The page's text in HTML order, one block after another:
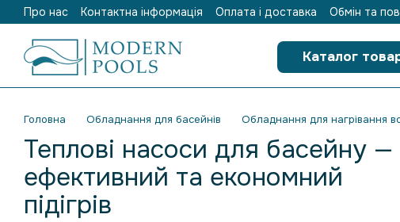
Перейти до основного контенту
Про нас Контактна інформація Оплата і доставка Обмін та
Каталог
Головна Обладнання для басейнів Обладнання для нагрівання
Теплові насоси для басейну —
ефективний та економний
підігрів